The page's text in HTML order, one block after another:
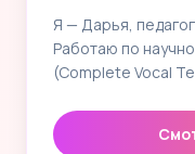
Я — Дарья, педагог
Работаю по
(Complete Vocal